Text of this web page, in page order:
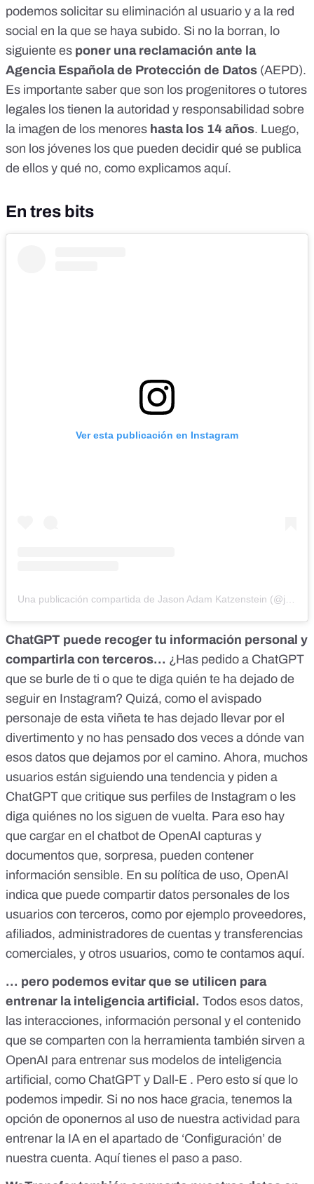
podemos solicitar su eliminación al usuario y a la red
social en la que se haya subido. Si no la borran, lo
siguiente es poner una reclamación ante la
Agencia Española de Protección de Datos (AEPD).
Es importante saber que son los progenitores o tutores
legales los tienen la autoridad y responsabilidad sobre
la imagen de los menores hasta los 14 años. Luego,
son los jóvenes los que pueden decidir qué se publica
de ellos y qué no, como explicamos aquí.
En tres bits
Ver esta publicación en Instagram
ChatGPT puede recoger tu información personal y
compartirla con terceros… ¿Has pedido a ChatGPT
que se burle de ti o que te diga quién te ha dejado de
seguir en Instagram? Quizá, como el avispado
personaje de esta viñeta te has dejado llevar por el
divertimento y no has pensado dos veces a dónde van
esos datos que dejamos por el camino. Ahora, muchos
usuarios están siguiendo una tendencia y piden a
ChatGPT que critique sus perfiles de Instagram o les
diga quiénes no los siguen de vuelta. Para eso hay
que cargar en el chatbot de OpenAI capturas y
documentos que, sorpresa, pueden contener
información sensible. En su política de uso, OpenAI
indica que puede compartir datos personales de los
usuarios con terceros, como por ejemplo proveedores,
afiliados, administradores de cuentas y transferencias
comerciales, y otros usuarios, como te contamos aquí.
… pero podemos evitar que se utilicen para
entrenar la inteligencia artificial. Todos esos datos,
las interacciones, información personal y el contenido
que se comparten con la herramienta también sirven a
OpenAI para entrenar sus modelos de inteligencia
artificial, como ChatGPT y Dall-E . Pero esto sí que lo
podemos impedir. Si no nos hace gracia, tenemos la
opción de oponernos al uso de nuestra actividad para
entrenar la IA en el apartado de ‘Configuración’ de
nuestra cuenta. Aquí tienes el paso a paso.